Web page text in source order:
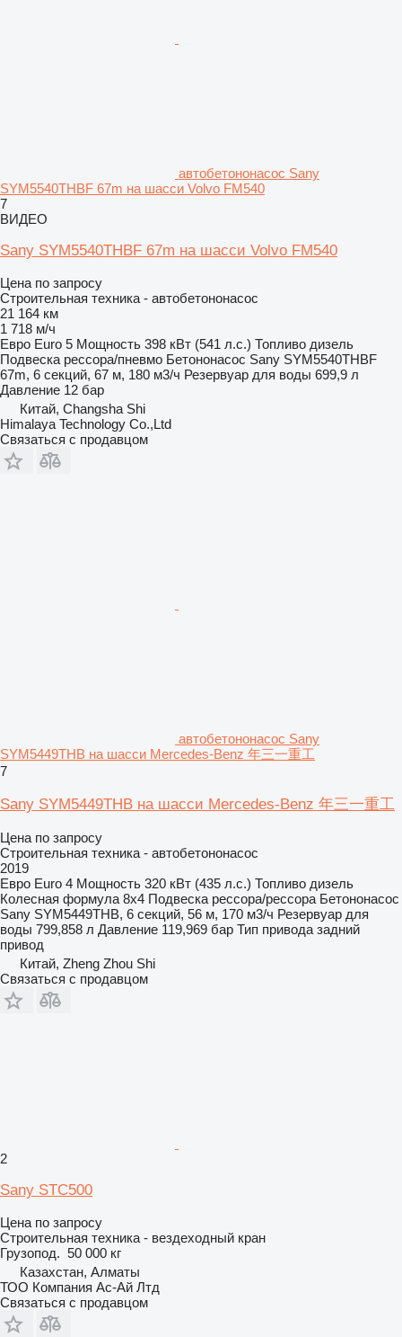
автобетононасос Sany
SYM5540THBF 67m на шасси Volvo FM540
7
ВИДЕО
Sany SYM5540THBF 67m на шасси Volvo FM540
Цена по запросу
Строительная техника - автобетононасос
21 164 км
1 718 м/ч
Евро Euro 5 Мощность 398 кВт (541 л.с.) Топливо дизель
Подвеска рессора/пневмо Бетононасос Sany SYM5540THBF
67m, 6 секций, 67 м, 180 м3/ч Резервуар для воды 699,9 л
Давление 12 бар
Китай, Changsha Shi
Himalaya Technology Co.,Ltd
Связаться с продавцом
автобетононасос Sany
SYM5449THB на шасси Mercedes-Benz 年三一重工
7
Sany SYM5449THB на шасси Mercedes-Benz 年三一重工
Цена по запросу
Строительная техника - автобетононасос
2019
Евро Euro 4 Мощность 320 кВт (435 л.с.) Топливо дизель
Колесная формула 8x4 Подвеска рессора/рессора Бетононасос
Sany SYM5449THB, 6 секций, 56 м, 170 м3/ч Резервуар для
воды 799,858 л Давление 119,969 бар Тип привода задний
привод
Китай, Zheng Zhou Shi
Связаться с продавцом
2
Sany STC500
Цена по запросу
Строительная техника - вездеходный кран
Грузопод. 50 000 кг
Казахстан, Алматы
ТОО Компания Ас-Ай Лтд
Связаться с продавцом